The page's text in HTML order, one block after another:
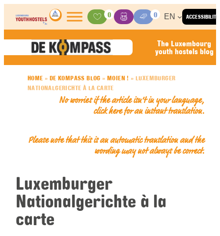
Skip to content
ACCESSIBILITY
Activities
0
BasketMedia Center
0 EN
The Luxembourg
youth hostels blog
HOME » DE KOMPASS BLOG »MOIEN ! »LUXEMBURGER
NATIONALGERICHTE À LA CARTE
No worries if the article isn’t in your language,
click here for an instant translation.
Please note that this is an automatic translation and the
wording may not always be correct.
Luxemburger
Nationalgerichte à la
carte